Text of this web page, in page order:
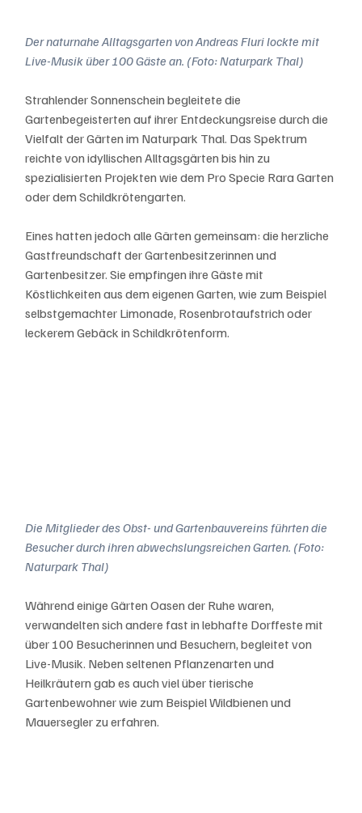
Der naturnahe Alltagsgarten von Andreas Fluri lockte mit
Live-Musik über 100 Gäste an. (Foto: Naturpark Thal)
Strahlender Sonnenschein begleitete die
Gartenbegeisterten auf ihrer Entdeckungsreise durch die
Vielfalt der Gärten im Naturpark Thal. Das Spektrum
reichte von idyllischen Alltagsgärten bis hin zu
spezialisierten Projekten wie dem Pro Specie Rara Garten
oder dem Schildkrötengarten.
Eines hatten jedoch alle Gärten gemeinsam: die herzliche
Gastfreundschaft der Gartenbesitzerinnen und
Gartenbesitzer. Sie empfingen ihre Gäste mit
Köstlichkeiten aus dem eigenen Garten, wie zum Beispiel
selbstgemachter Limonade, Rosenbrotaufstrich oder
leckerem Gebäck in Schildkrötenform.
Die Mitglieder des Obst- und Gartenbauvereins führten die
Besucher durch ihren abwechslungsreichen Garten. (Foto:
Naturpark Thal)
Während einige Gärten Oasen der Ruhe waren,
verwandelten sich andere fast in lebhafte Dorffeste mit
über 100 Besucherinnen und Besuchern, begleitet von
Live-Musik. Neben seltenen Pflanzenarten und
Heilkräutern gab es auch viel über tierische
Gartenbewohner wie zum Beispiel Wildbienen und
Mauersegler zu erfahren.